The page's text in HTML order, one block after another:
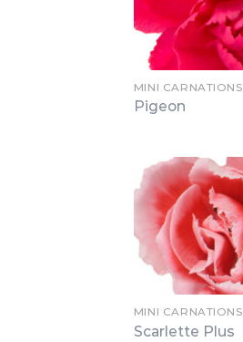
MINI CARNATIONS
Pigeon
MINI CARNATIONS
Scarlette Plus